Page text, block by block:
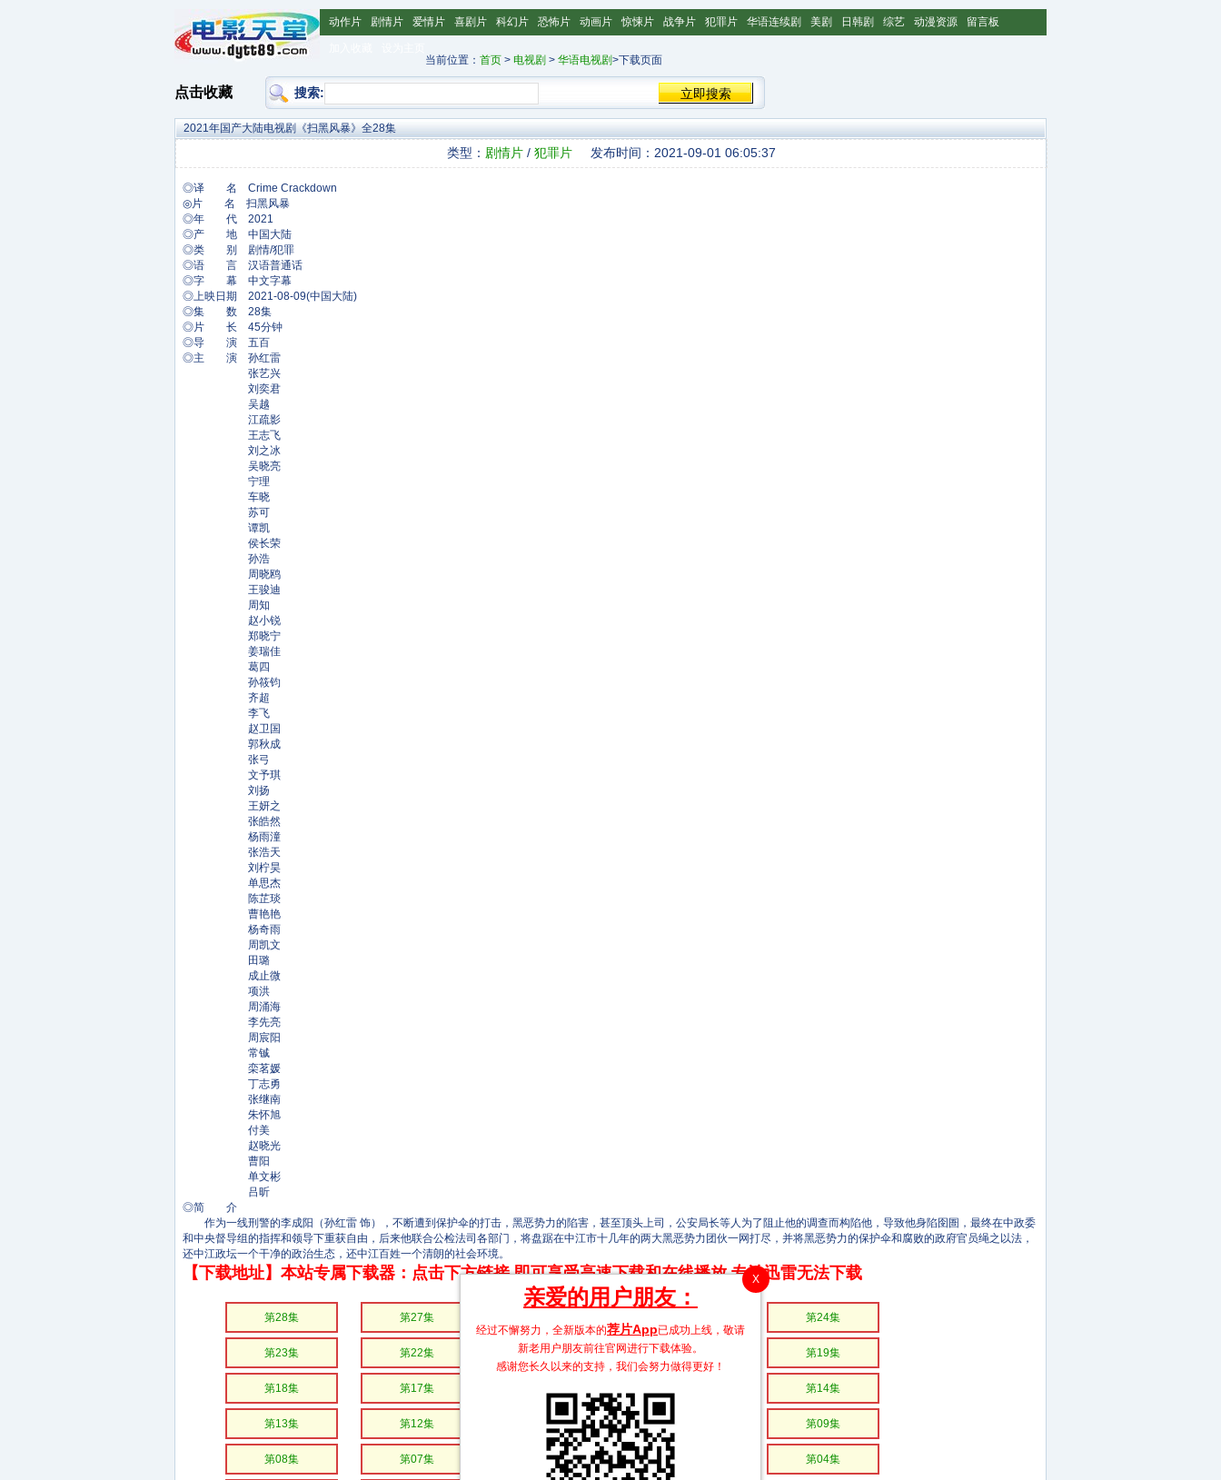
动作片 剧情片 爱情片 喜剧片 科幻片 恐怖片 动画片 惊悚片 战争片 犯罪片 华语连续剧 美剧 日韩剧 综艺 动漫资源 留言板
当前位置： 首页 > 电视剧 > 华语电视剧>下载页面
点击收藏 搜索:
2021年国产大陆电视剧《扫黑风暴》全28集
类型： 剧情片 / 犯罪片 发布时间：2021-09-01 06:05:37
◎译 名 Crime Crackdown
◎片 名 扫黑风暴
◎年 代 2021
◎产 地 中国大陆
◎类 别 剧情/犯罪
◎语 言 汉语普通话
◎字 幕 中文字幕
◎上映日期 2021-08-09(中国大陆)
◎集 数 28集
◎片 长 45分钟
◎导 演 五百
◎主 演 孙红雷
张艺兴
刘奕君
吴越
江疏影
王志飞
刘之冰
吴晓亮
宁理
车晓
苏可
谭凯
侯长荣
孙浩
周晓鸥
王骏迪
周知
赵小锐
郑晓宁
姜瑞佳
葛四
孙筱钧
齐超
李飞
赵卫国
郭秋成
张弓
文予琪
刘扬
王妍之
张皓然
杨雨潼
张浩天
刘柠昊
单思杰
陈芷琰
曹艳艳
杨奇雨
周凯文
田璐
成止微
项洪
周涌海
李先亮
周宸阳
常铖
栾茗媛
丁志勇
张继南
朱怀旭
付美
赵晓光
曹阳
单文彬
吕昕
◎简 介
作为一线刑警的李成阳（孙红雷 饰），不断遭到保护伞的打击，黑恶势力的陷害，甚至顶头上司，公安局长等人为了阻止他的调查而构陷他，导致他身陷囹圄，最终在中政委
和中央督导组的指挥和领导下重获自由，后来他联合公检法司各部门，将盘踞在中江市十几年的两大黑恶势力团伙一网打尽，并将黑恶势力的保护伞和腐败的政府官员绳之以法，
还中江政坛一个干净的政治生态，还中江百姓一个清朗的社会环境。
【下载地址】本站专属下载器：点击下方链接 即可享受高速下载和在线播放 专治迅雷无法下载
第28集 第27集 第24集
第23集 第22集 第21集 第20集 第19集
第18集 第17集 第14集
第13集 第12集 第11集 第10集 第09集
第08集 第07集 第06集 第05集 第04集
X
亲爱的用户朋友：
经过不懈努力，全新版本的荐片App已成功上线，敬请
新老用户朋友前往官网进行下载体验。
感谢您长久以来的支持，我们会努力做得更好！